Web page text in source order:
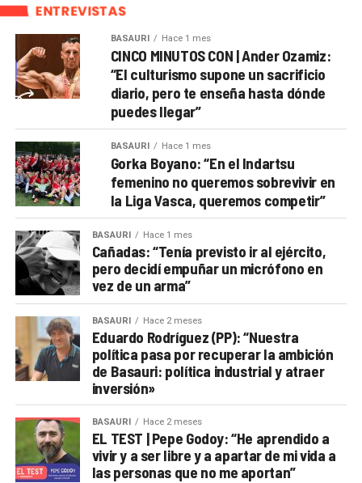
ENTREVISTAS
BASAURI Hace 1 mes
CINCO MINUTOS CON | Ander Ozamiz:
“El culturismo supone un sacrificio
diario, pero te enseña hasta dónde
puedes llegar”
BASAURI Hace 1 mes
Gorka Boyano: “En el Indartsu
femenino no queremos sobrevivir en
la Liga Vasca, queremos competir”
BASAURI Hace 1 mes
Cañadas: “Tenía previsto ir al ejército,
pero decidí empuñar un micrófono en
vez de un arma”
BASAURI Hace 2 meses
Eduardo Rodríguez (PP): “Nuestra
política pasa por recuperar la ambición
de Basauri: política industrial y atraer
inversión»
BASAURI Hace 2 meses
EL TEST | Pepe Godoy: “He aprendido a
vivir y a ser libre y a apartar de mi vida a
las personas que no me aportan”